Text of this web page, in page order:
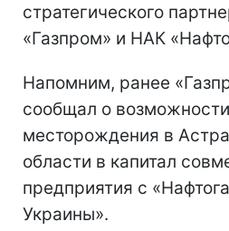
стратегического
«Газпром» и НАК
Напомним, ранее
сообщал о
месторождения в
области в капитал
предприятия с
Украины».